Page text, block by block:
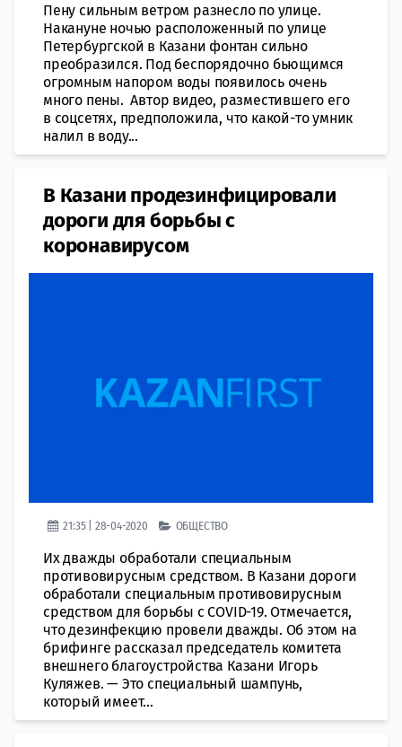
Пену сильным ветром разнесло по улице.
Накануне ночью расположенный по улице
Петербургской в Казани фонтан сильно
преобразился. Под беспорядочно бьющимся
огромным напором воды появилось очень
много пены. Автор видео, разместившего его
в соцсетях, предположила, что какой-то умник
налил в воду...
В Казани продезинфицировали
дороги для борьбы с
коронавирусом
21:35 | 28-04-2020 ОБЩЕСТВО
Их дважды обработали специальным
противовирусным средством. В Казани дороги
обработали специальным противовирусным
средством для борьбы с COVID-19. Отмечается,
что дезинфекцию провели дважды. Об этом на
брифинге рассказал председатель комитета
внешнего благоустройства Казани Игорь
Куляжев. — Это специальный шампунь,
который имеет...